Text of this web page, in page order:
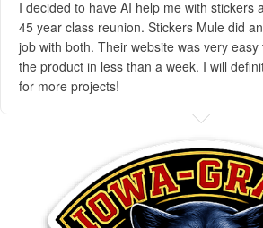
I decided to have AI help me with stickers
45 year class reunion. Stickers Mule did
job with both. Their website was very
the product in less than a week. I will
for more projects!